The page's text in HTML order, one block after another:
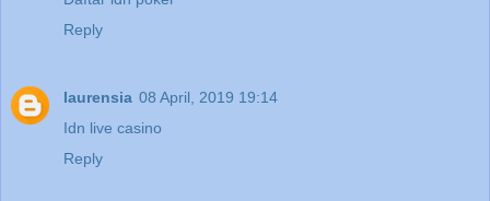
Reply
laurensia 08 April, 2019 19:14
Idn live casino
Reply